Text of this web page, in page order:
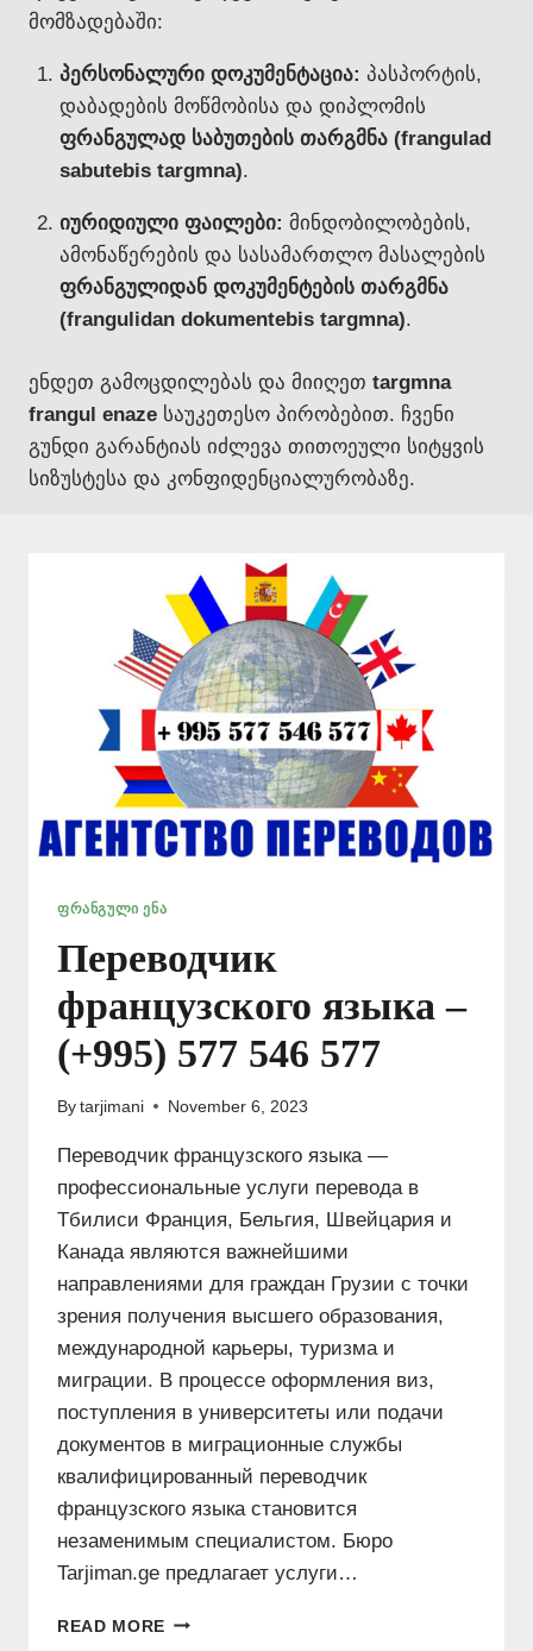
მომზადებაში:
პერსონალური დოკუმენტაცია: პასპორტის,
დაბადების მოწმობისა და დიპლომის
ფრანგულად საბუთების თარგმნა (frangulad
sabutebis targmna).
იურიდიული ფაილები: მინდობილობების,
ამონაწერების და სასამართლო მასალების
ფრანგულიდან დოკუმენტების თარგმნა
(frangulidan dokumentebis targmna).
ენდეთ გამოცდილებას და მიიღეთ targmna
frangul enaze საუკეთესო პირობებით. ჩვენი
გუნდი გარანტიას იძლევა თითოეული სიტყვის
სიზუსტესა და კონფიდენციალურობაზე.
ᲤᲠᲐᲜᲒᲣᲚᲘ ᲔᲜᲐ
Переводчик
французского языка –
(+995) 577 546 577
By tarjimani November 6, 2023
Переводчик французского языка —
профессиональные услуги перевода в
Тбилиси Франция, Бельгия, Швейцария и
Канада являются важнейшими
направлениями для граждан Грузии с точки
зрения получения высшего образования,
международной карьеры, туризма и
миграции. В процессе оформления виз,
поступления в университеты или подачи
документов в миграционные службы
квалифицированный переводчик
французского языка становится
незаменимым специалистом. Бюро
Tarjiman.ge предлагает услуги…
READ MORE ПЕРЕВОДЧИК